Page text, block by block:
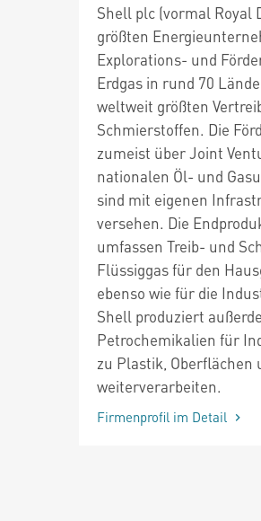
Shell plc (vormal Royal
größten
Explorations- und
Erdgas in rund 70
weltweit größten
Schmierstoffen. Die
zumeist über Joint
nationalen Öl- und
sind mit eigenen
versehen. Die
umfassen Treib- und
Flüssiggas für den
ebenso wie für die
Shell produziert
Petrochemikalien für
zu Plastik, Oberflächen
weiterverarbeiten.
Firmenprofil im Detail